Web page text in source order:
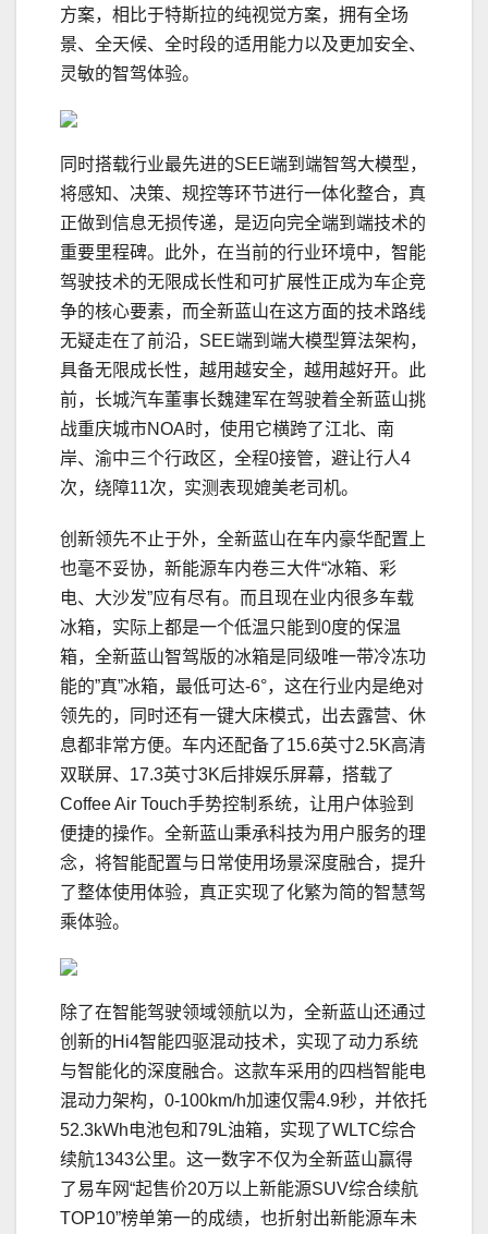
方案，相比于特斯拉的纯视觉方案，拥有全场
景、全天候、全时段的适用能力以及更加安全、
灵敏的智驾体验。
同时搭载行业最先进的SEE端到端智驾大模型，
将感知、决策、规控等环节进行一体化整合，真
正做到信息无损传递，是迈向完全端到端技术的
重要里程碑。此外，在当前的行业环境中，智能
驾驶技术的无限成长性和可扩展性正成为车企竞
争的核心要素，而全新蓝山在这方面的技术路线
无疑走在了前沿，SEE端到端大模型算法架构，
具备无限成长性，越用越安全，越用越好开。此
前，长城汽车董事长魏建军在驾驶着全新蓝山挑
战重庆城市NOA时，使用它横跨了江北、南
岸、渝中三个行政区，全程0接管，避让行人4
次，绕障11次，实测表现媲美老司机。
创新领先不止于外，全新蓝山在车内豪华配置上
也毫不妥协，新能源车内卷三大件“冰箱、彩
电、大沙发”应有尽有。而且现在业内很多车载
冰箱，实际上都是一个低温只能到0度的保温
箱，全新蓝山智驾版的冰箱是同级唯一带冷冻功
能的”真”冰箱，最低可达-6°，这在行业内是绝对
领先的，同时还有一键大床模式，出去露营、休
息都非常方便。车内还配备了15.6英寸2.5K高清
双联屏、17.3英寸3K后排娱乐屏幕，搭载了
Coffee Air Touch手势控制系统，让用户体验到
便捷的操作。全新蓝山秉承科技为用户服务的理
念，将智能配置与日常使用场景深度融合，提升
了整体使用体验，真正实现了化繁为简的智慧驾
乘体验。
除了在智能驾驶领域领航以为，全新蓝山还通过
创新的Hi4智能四驱混动技术，实现了动力系统
与智能化的深度融合。这款车采用的四档智能电
混动力架构，0-100km/h加速仅需4.9秒，并依托
52.3kWh电池包和79L油箱，实现了WLTC综合
续航1343公里。这一数字不仅为全新蓝山赢得
了易车网“起售价20万以上新能源SUV综合续航
TOP10”榜单第一的成绩，也折射出新能源车未